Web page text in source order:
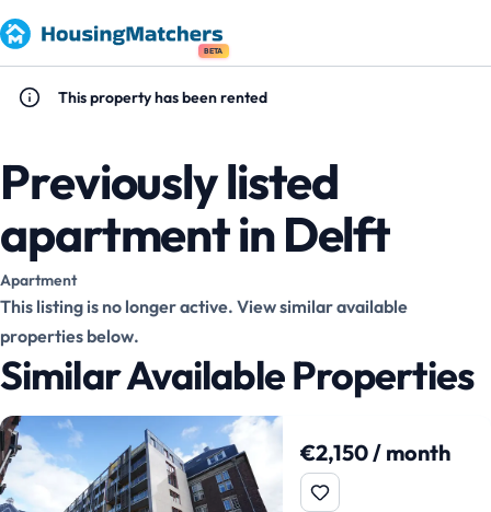
BETA
This property has been rented
Previously listed
apartment in Delft
Apartment
This listing is no longer active. View similar available
properties below.
Similar Available Properties
€2,150 / month